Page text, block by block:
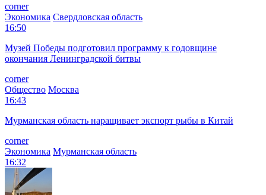
corner
Экономика Свердловская область
16:50
Музей Победы подготовил программу к годовщине
окончания Ленинградской битвы
corner
Общество Москва
16:43
Мурманская область наращивает экспорт рыбы в Китай
corner
Экономика Мурманская область
16:32